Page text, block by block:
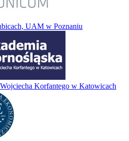
UAM w Poznaniu
Korfantego w Katowicach